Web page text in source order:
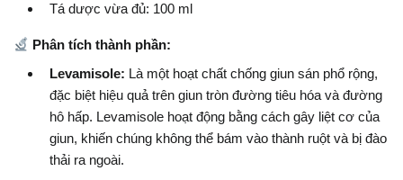
Tá dược vừa đủ: 100 ml
Phân tích thành phần:
Levamisole: Là một hoạt chất chống giun sán phổ rộng,
đặc biệt hiệu quả trên giun tròn đường tiêu hóa và đường
hô hấp. Levamisole hoạt động bằng cách gây liệt cơ của
giun, khiến chúng không thể bám vào thành ruột và bị đào
thải ra ngoài.